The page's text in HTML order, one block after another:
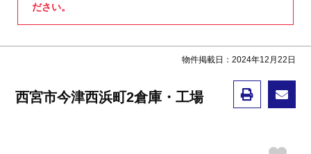
ださい。
物件掲載日：2024年12月22日
西宮市今津西浜町2倉庫・工場